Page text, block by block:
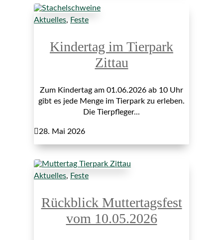
Aktuelles, Feste
Kindertag im Tierpark
Zittau
Zum Kindertag am 01.06.2026 ab 10 Uhr
gibt es jede Menge im Tierpark zu erleben.
Die Tierpfleger...
28. Mai 2026
Aktuelles, Feste
Rückblick Muttertagsfest
vom 10.05.2026